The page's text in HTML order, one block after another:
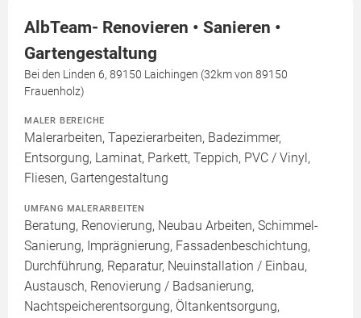
AlbTeam- Renovieren • Sanieren •
Gartengestaltung
Bei den Linden 6, 89150 Laichingen (32km von 89150
Frauenholz)
MALER BEREICHE
Malerarbeiten, Tapezierarbeiten, Badezimmer,
Entsorgung, Laminat, Parkett, Teppich, PVC / Vinyl,
Fliesen, Gartengestaltung
UMFANG MALERARBEITEN
Beratung, Renovierung, Neubau Arbeiten, Schimmel-
Sanierung, Imprägnierung, Fassadenbeschichtung,
Durchführung, Reparatur, Neuinstallation / Einbau,
Austausch, Renovierung / Badsanierung,
Nachtspeicherentsorgung, Öltankentsorgung,